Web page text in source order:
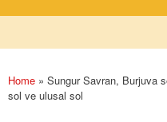
You are here
Home » Sungur Savran, Burjuva
sol ve ulusal sol